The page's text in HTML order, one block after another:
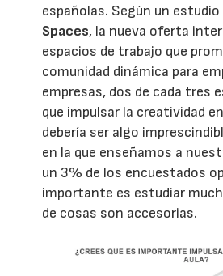
españolas. Según un
Spaces, la nueva oferta
espacios de trabajo que
comunidad dinámica para
empresas, dos de cada tres
que impulsar la creatividad
debería ser algo
en la que enseñamos a
un 3% de los encuestados
importante es estudiar
de cosas son accesorias.